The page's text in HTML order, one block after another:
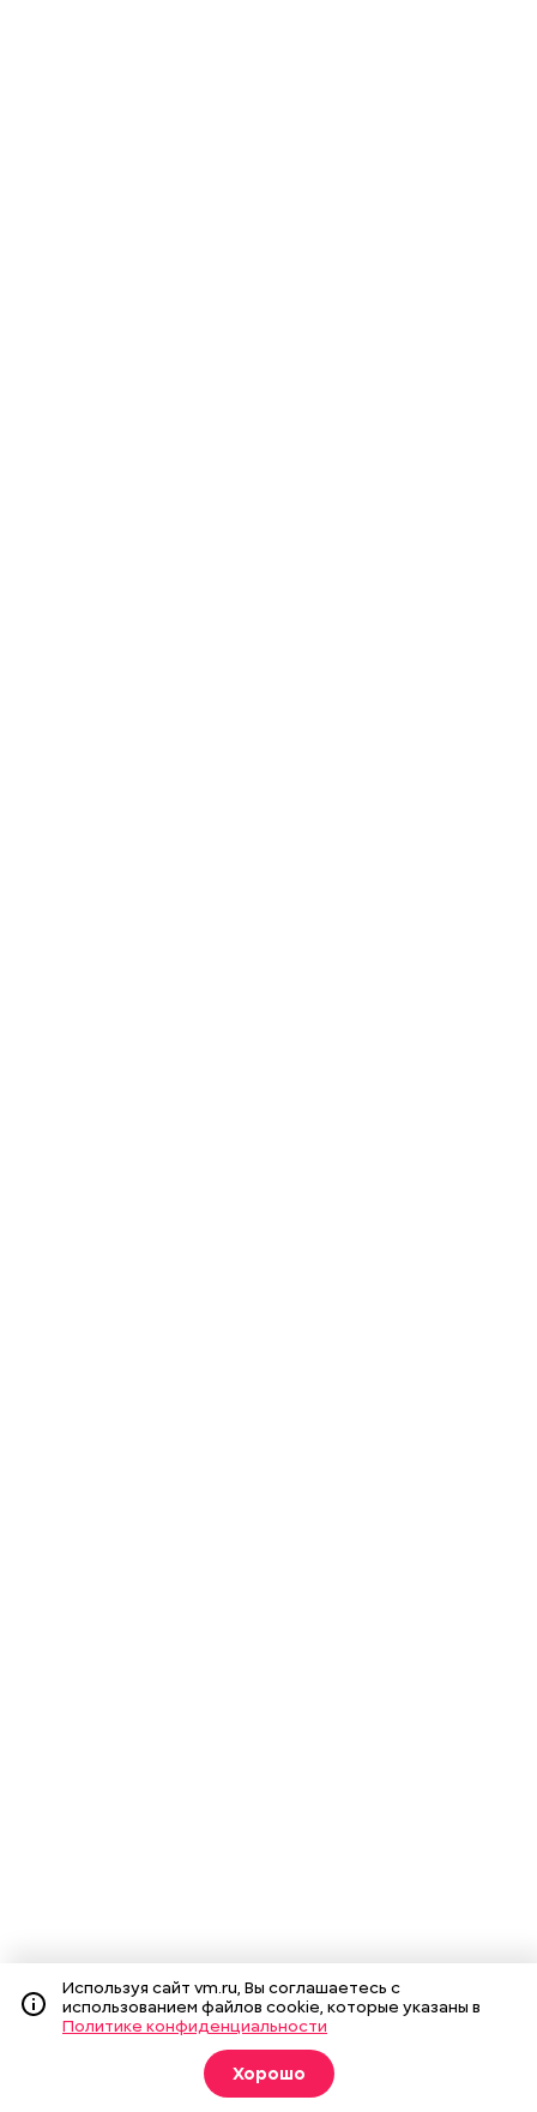
Используя сайт vm.ru, Вы соглашаетесь с
использованием файлов cookie, которые указаны в
Политике конфиденциальности
Хорошо